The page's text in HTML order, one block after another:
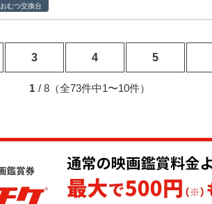
おむつ交換台
3 4 5
1 / 8（全73件中1〜10件）